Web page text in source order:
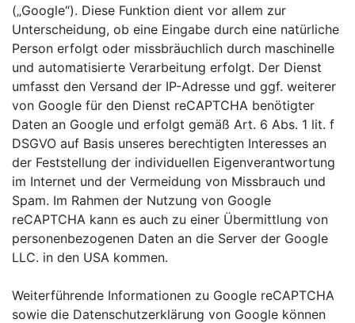
(„Google“). Diese Funktion dient vor allem zur
Unterscheidung, ob eine Eingabe durch eine natürliche
Person erfolgt oder missbräuchlich durch maschinelle
und automatisierte Verarbeitung erfolgt. Der Dienst
umfasst den Versand der IP-Adresse und ggf. weiterer
von Google für den Dienst reCAPTCHA benötigter
Daten an Google und erfolgt gemäß Art. 6 Abs. 1 lit. f
DSGVO auf Basis unseres berechtigten Interesses an
der Feststellung der individuellen Eigenverantwortung
im Internet und der Vermeidung von Missbrauch und
Spam. Im Rahmen der Nutzung von Google
reCAPTCHA kann es auch zu einer Übermittlung von
personenbezogenen Daten an die Server der Google
LLC. in den USA kommen.
Weiterführende Informationen zu Google reCAPTCHA
sowie die Datenschutzerklärung von Google können